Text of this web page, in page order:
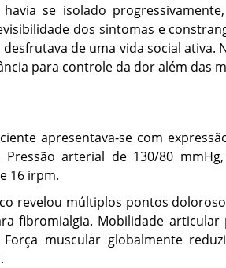
havia se isolado
dos sintomas e
de uma vida social ativa.
para controle da dor além das
apresentava-se com
Pressão arterial de 130/80
16 irpm.
revelou múltiplos pontos
fibromialgia. Mobilidade
muscular globalmente